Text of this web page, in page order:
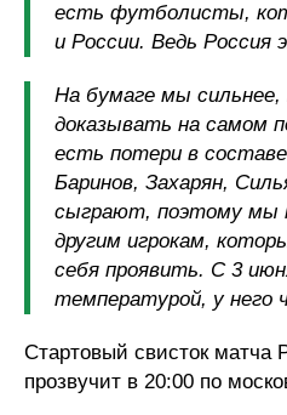
есть футболисты,
и России. Ведь Россия
На бумаге мы сильнее,
доказывать на самом
есть потери в
Баринов, Захарян,
сыграют, поэтому мы
другим игрокам,
себя проявить. С 3
температурой, у него
Стартовый свисток матча
прозвучит в 20:00 по